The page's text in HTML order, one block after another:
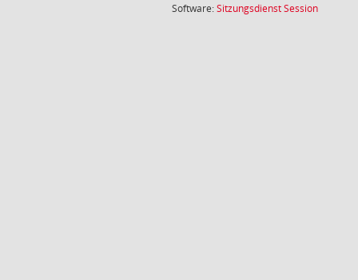
Software:SitzungsdienstSession(Wird in